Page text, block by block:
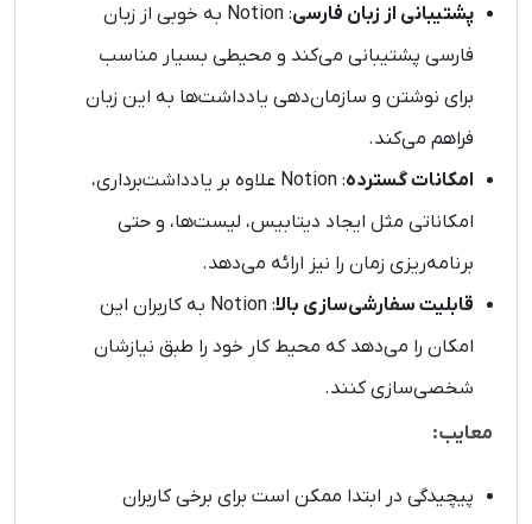
پشتیبانی از زبان فارسی
: Notion به خوبی از زبان
فارسی پشتیبانی می‌کند و محیطی بسیار مناسب
برای نوشتن و سازمان‌دهی یادداشت‌ها به این زبان
فراهم می‌کند.
امکانات گسترده
: Notion علاوه بر یادداشت‌برداری،
امکاناتی مثل ایجاد دیتابیس، لیست‌ها، و حتی
برنامه‌ریزی زمان را نیز ارائه می‌دهد.
قابلیت سفارشی‌سازی بالا
: Notion به کاربران این
امکان را می‌دهد که محیط کار خود را طبق نیازشان
شخصی‌سازی کنند.
معایب:
پیچیدگی در ابتدا ممکن است برای برخی کاربران